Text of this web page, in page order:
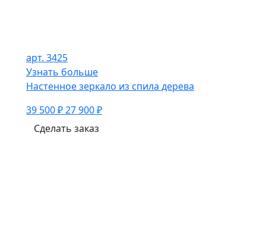
арт. 3425
Узнать больше
Настенное зеркало из спила дерева
39 500 ₽27 900 ₽
Сделать заказ